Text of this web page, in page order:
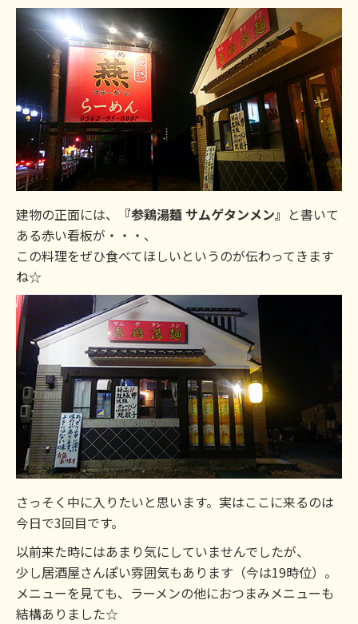
建物の正面には、 『参鶏湯麺 サムゲタンメン』 と書いて
ある赤い看板が・・・、
この料理をぜひ食べてほしいというのが伝わってきます
ね☆
さっそく中に入りたいと思います。実はここに来るのは
今日で3回目です。
以前来た時にはあまり気にしていませんでしたが、
少し居酒屋さんぽい雰囲気もあります（今は19時位）。
メニューを見ても、ラーメンの他におつまみメニューも
結構ありました☆